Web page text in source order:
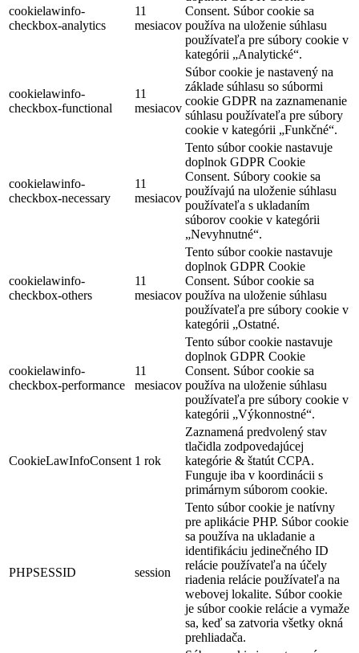
cookielawinfo-
checkbox-analytics
11
mesiacov
Consent. Súbor cookie sa
používa na uloženie súhlasu
používateľa pre súbory cookie v
kategórii „Analytické“.
cookielawinfo-
checkbox-functional
11
mesiacov
Súbor cookie je nastavený na
základe súhlasu so súbormi
cookie GDPR na zaznamenanie
súhlasu používateľa pre súbory
cookie v kategórii „Funkčné“.
cookielawinfo-
checkbox-necessary
11
mesiacov
Tento súbor cookie nastavuje
doplnok GDPR Cookie
Consent. Súbory cookie sa
používajú na uloženie súhlasu
používateľa s ukladaním
súborov cookie v kategórii
„Nevyhnutné“.
cookielawinfo-
checkbox-others
11
mesiacov
Tento súbor cookie nastavuje
doplnok GDPR Cookie
Consent. Súbor cookie sa
používa na uloženie súhlasu
používateľa pre súbory cookie v
kategórii „Ostatné.
cookielawinfo-
checkbox-performance
11
mesiacov
Tento súbor cookie nastavuje
doplnok GDPR Cookie
Consent. Súbor cookie sa
používa na uloženie súhlasu
používateľa pre súbory cookie v
kategórii „Výkonnostné“.
CookieLawInfoConsent 1 rok
Zaznamená predvolený stav
tlačidla zodpovedajúcej
kategórie & štatút CCPA.
Funguje iba v koordinácii s
primárnym súborom cookie.
PHPSESSID session
Tento súbor cookie je natívny
pre aplikácie PHP. Súbor cookie
sa používa na ukladanie a
identifikáciu jedinečného ID
relácie používateľa na účely
riadenia relácie používateľa na
webovej lokalite. Súbor cookie
je súbor cookie relácie a vymaže
sa, keď sa zatvoria všetky okná
prehliadača.